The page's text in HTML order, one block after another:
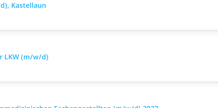
Kastellaun
LKW (m/w/d)